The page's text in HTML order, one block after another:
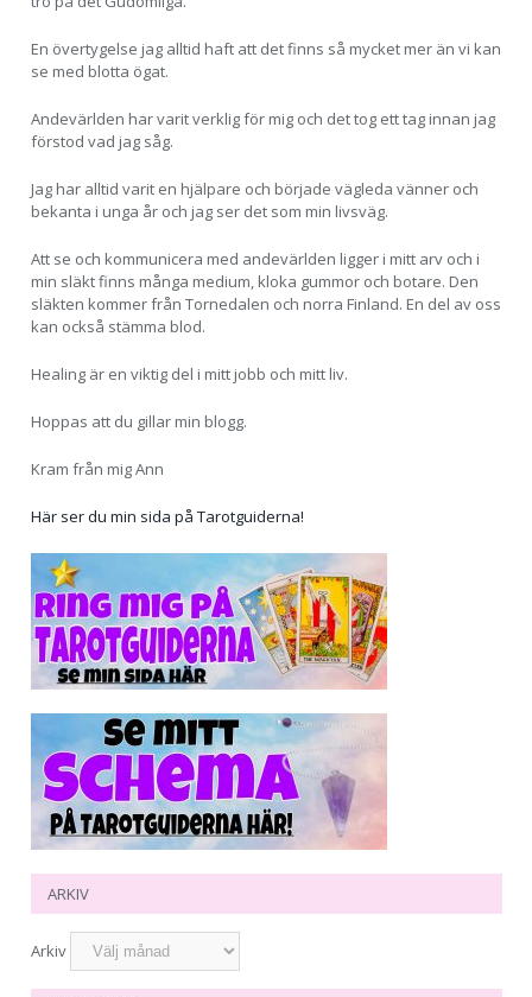
En övertygelse jag alltid haft att det finns så mycket mer än vi kan
se med blotta ögat.
Andevärlden har varit verklig för mig och det tog ett tag innan jag
förstod vad jag såg.
Jag har alltid varit en hjälpare och började vägleda vänner och
bekanta i unga år och jag ser det som min livsväg.
Att se och kommunicera med andevärlden ligger i mitt arv och i
min släkt finns många medium, kloka gummor och botare. Den
släkten kommer från Tornedalen och norra Finland. En del av oss
kan också stämma blod.
Healing är en viktig del i mitt jobb och mitt liv.
Hoppas att du gillar min blogg.
Kram från mig Ann
Här ser du min sida på Tarotguiderna!
ARKIV
Arkiv